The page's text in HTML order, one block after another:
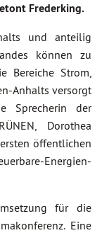
Frederking.
und anteilig
können zu
Bereiche Strom,
Anhalts versorgt
Sprecherin der
Dorothea
öffentlichen
Energien-
für die
Eine